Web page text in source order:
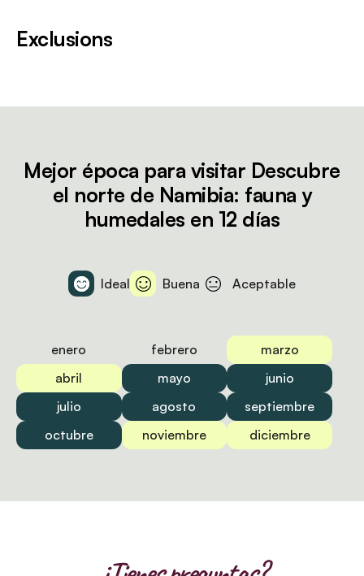
Exclusions
Mejor época para visitar Descubre
el norte de Namibia: fauna y
humedales en 12 días
Ideal Buena Aceptable
enero febrero
marzo
abril
mayo
junio
julio
agosto
septiembre
octubre
noviembre diciembre